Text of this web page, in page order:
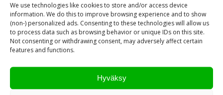
We use technologies like cookies to store and/or access device
information. We do this to improve browsing experience and to show
(non-) personalized ads. Consenting to these technologies will allow us
to process data such as browsing behavior or unique IDs on this site.
Not consenting or withdrawing consent, may adversely affect certain
features and functions.
Hyväksy
Nimi*
Sähköpostiosoite*